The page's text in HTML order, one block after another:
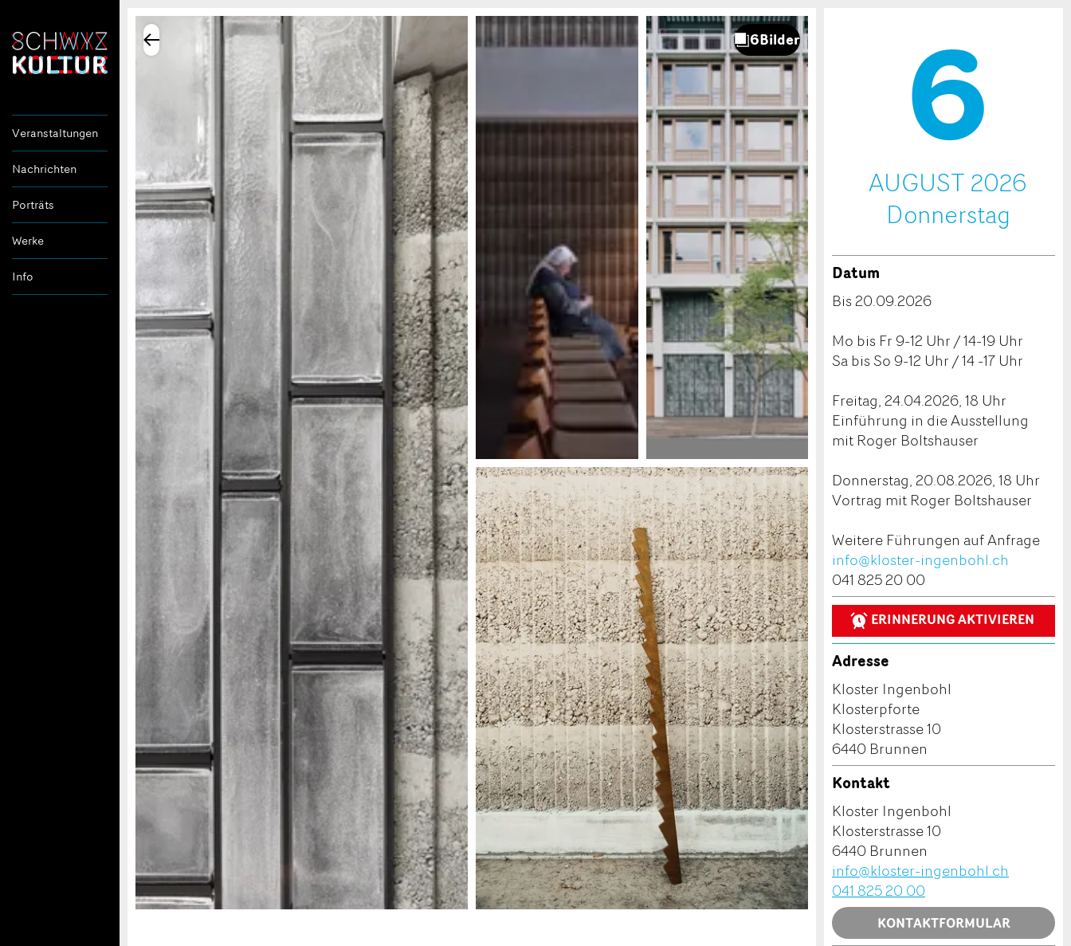
Veranstaltungen
Nachrichten
Porträts
Werke
Info
Donnerstag
6
AUGUST 2026
Datum
Bis 20.09.2026
Mo bis Fr 9-12 Uhr / 14-19 Uhr
Sa bis So 9-12 Uhr / 14 -17 Uhr
Freitag, 24.04.2026, 18 Uhr
Einführung in die Ausstellung
mit Roger Boltshauser
Donnerstag, 20.08.2026, 18 Uhr
Vortrag mit Roger Boltshauser
Weitere Führungen auf Anfrage
info@kloster-ingenbohl.ch
041 825 20 00
ERINNERUNG AKTIVIEREN
Adresse
Kloster Ingenbohl
Klosterpforte
Klosterstrasse 10
6440 Brunnen
Kontakt
Kloster Ingenbohl
Klosterstrasse 10
6440 Brunnen
info@kloster-ingenbohl.ch
041 825 20 00
KONTAKTFORMULAR